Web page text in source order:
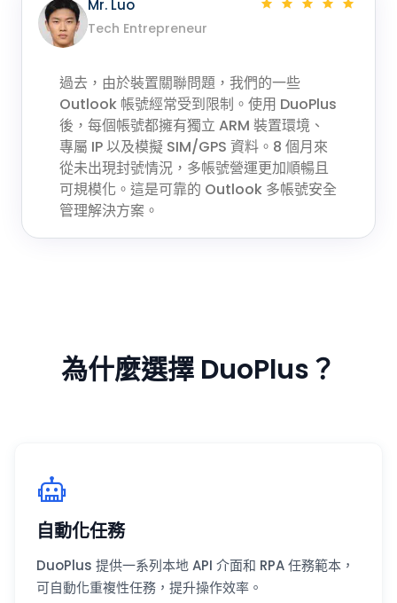
Mr. Luo
Tech Entrepreneur
過去，由於裝置關聯問題，我們的一些
Outlook 帳號經常受到限制。使用 DuoPlus
後，每個帳號都擁有獨立 ARM 裝置環境、
專屬 IP 以及模擬 SIM/GPS 資料。8 個月來
從未出現封號情況，多帳號營運更加順暢且
可規模化。這是可靠的 Outlook 多帳號安全
管理解決方案。
為什麼選擇 DuoPlus？
自動化任務
DuoPlus 提供一系列本地 API 介面和 RPA 任務範本，
可自動化重複性任務，提升操作效率。